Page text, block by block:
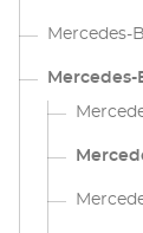
Mercedes-
Mercedes-